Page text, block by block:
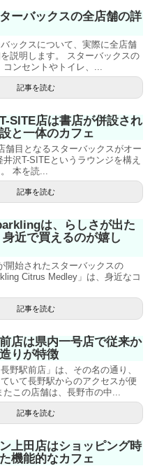
ーバックスの全店舗の詳
ックスについて、実際に全店舗
説明します。 スターバックスの
ンセントやトイレ、...
記事を読む
SITE店は書店が併設され
と一体のカフェ
舗目となるスターバックスがオー
沢T-SITEというラウンジを構え
本を読...
記事を読む
は、らしさが出た
近で買えるのが嬉し
開始されたスターバックスの
Citrus Medley」は、身近なコ
記事を読む
店は県内一号店で従来か
りが特徴
野駅前店」は、その名の通り、
いて長野駅からのアクセスが便
この店舗は、長野市の中...
記事を読む
上田店はショッピング時
機能的なカフェ